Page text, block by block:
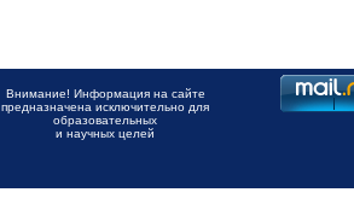
Внимание! Информация на сайте
предназначена исключительно для
образовательных
и научных целей